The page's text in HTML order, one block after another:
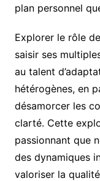
plan personnel
Explorer le rôle
saisir ses
au talent
hétérogènes, en
désamorcer les
clarté. Cette
passionnant que
des dynamiques
valoriser la